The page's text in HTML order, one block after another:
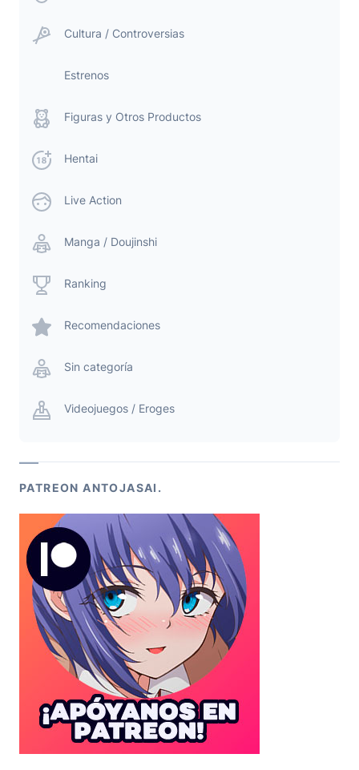
Cultura / Controversias
Estrenos
Figuras y Otros Productos
Hentai
Live Action
Manga / Doujinshi
Ranking
Recomendaciones
Sin categoría
Videojuegos / Eroges
PATREON ANTOJASAI.